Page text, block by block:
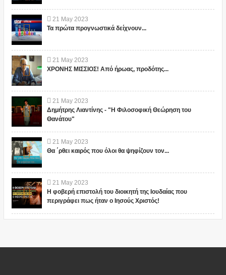
21 May 2023
Τα πρώτα προγνωστικά δείχνουν...
21 May 2023
ΧΡΟΝΗΣ ΜΙΣΣΙΟΣ! Από ήρωας, προδότης...
21 May 2023
Δημήτρης Λιαντίνης - "Η Φιλοσοφική Θεώρηση του
Θανάτου"
21 May 2023
Θα ΄ρθει καιρός που όλοι θα ψηφίζουν τον...
21 May 2023
Η φοβερή επιστολή του διοικητή της Ιουδαίας που
περιγράφει πως ήταν ο Ιησούς Χριστός!